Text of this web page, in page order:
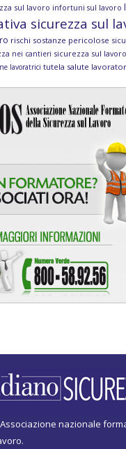
sul lavoro infortuni sul lavoro
sicurezza sul
rischi sostanze pericolose
nei cantieri sicurezza sul lavoro
lavoratrici tutela salute
nazionale